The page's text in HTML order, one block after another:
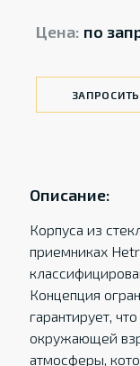
Цена: по
Описание:
Корпуса из
приемниках
Концепция
гарантирует,
окружающей
атмосферы,